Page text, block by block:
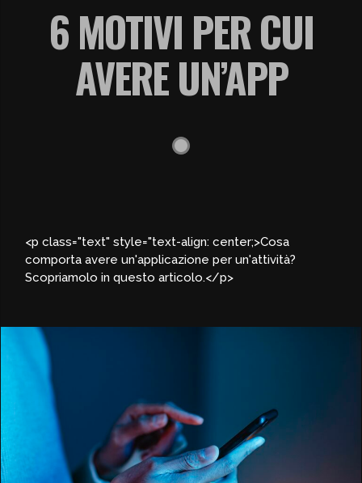
6 MOTIVI PER CUI
AVERE UN’APP
<p class="text" style="text-align: center;>Cosa
comporta avere un'applicazione per un'attività?
Scopriamolo in questo articolo.</p>